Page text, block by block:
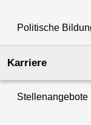
Politische
Karriere
Stellenangebote